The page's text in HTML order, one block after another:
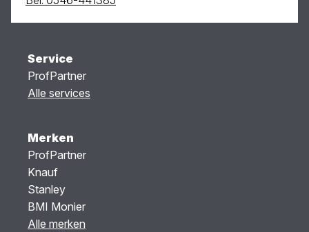
Service
ProfPartner
Alle services
Merken
ProfPartner
Knauf
Stanley
BMI Monier
Alle merken